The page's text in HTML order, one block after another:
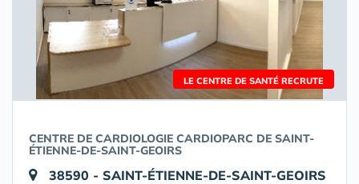
LE CENTRE DE SANTÉ RECRUTE
CENTRE DE CARDIOLOGIE CARDIOPARC DE SAINT-
ÉTIENNE-DE-SAINT-GEOIRS
38590 - SAINT-ÉTIENNE-DE-SAINT-GEOIRS